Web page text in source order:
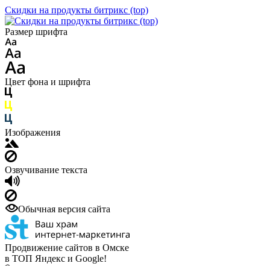
Скидки на продукты битрикс (top)
Размер шрифта
Цвет фона и шрифта
Изображения
Озвучивание текста
Обычная версия сайта
Продвижение сайтов в Омске
в ТОП Яндекс и Google!